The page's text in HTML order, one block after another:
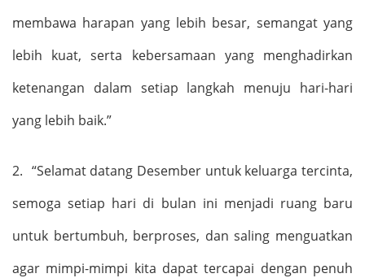
membawa harapan yang lebih besar, semangat yang
lebih kuat, serta kebersamaan yang menghadirkan
ketenangan dalam setiap langkah menuju hari-hari
yang lebih baik.”
2. “Selamat datang Desember untuk keluarga tercinta,
semoga setiap hari di bulan ini menjadi ruang baru
untuk bertumbuh, berproses, dan saling menguatkan
agar mimpi-mimpi kita dapat tercapai dengan penuh